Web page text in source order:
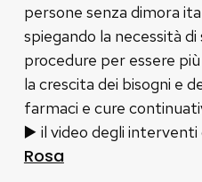
persone senza dimora
spiegando la necessità
procedure per essere
la crescita dei bisogni e
farmaci e cure
▶️ il video degli interventi
Rosa